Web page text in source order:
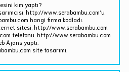
kim yaptı?
http://www.serabambu.com'u
hangi firma kodladı.
sitesi, http://www.serabambu.com
telefonu. http://www.serabambu.com
Ajans yaptı.
site tasarımı.